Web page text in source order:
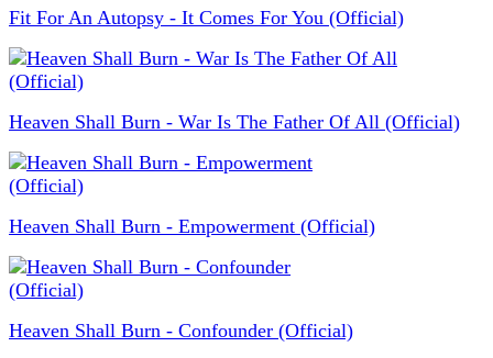
Fit For An Autopsy - It Comes For You (Official)
Heaven Shall Burn - War Is The Father Of All (Official)
Heaven Shall Burn - Empowerment (Official)
Heaven Shall Burn - Confounder (Official)